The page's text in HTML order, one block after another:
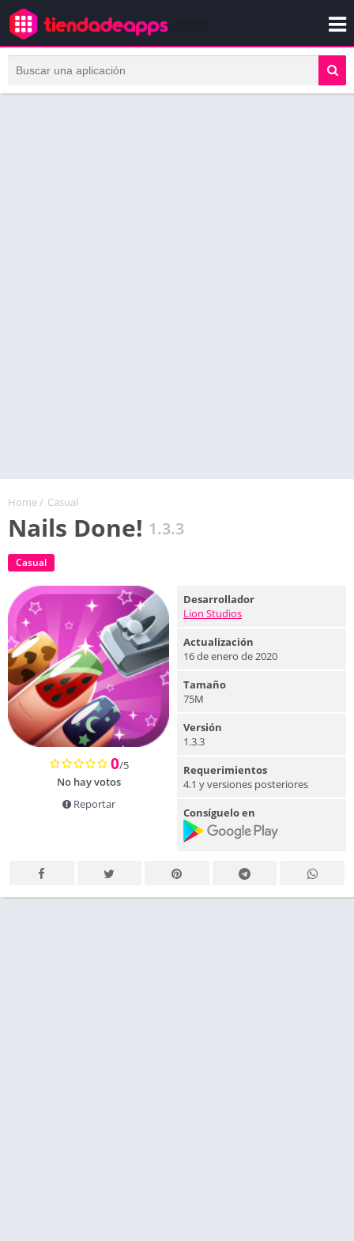
Home/ Casual
Nails Done! 1.3.3
Casual
0/5
No hay votos
Reportar
Desarrollador
Lion Studios
Actualización
16 de enero de 2020
Tamaño
75M
Versión
1.3.3
Requerimientos
4.1 y versiones posteriores
Consíguelo en